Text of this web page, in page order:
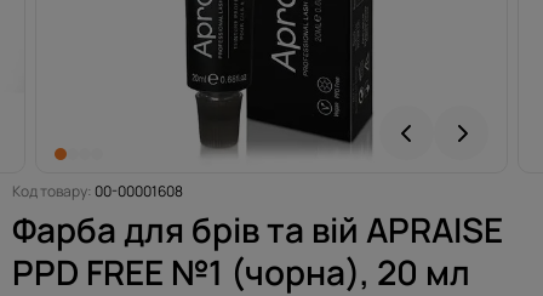
Код товару: 00-00001608
Фарба для брів та вій APRAISE
PPD FREE №1 (чорна), 20 мл